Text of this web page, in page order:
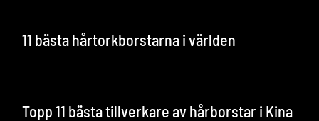
11 bästa hårtorkborstarna i världen
Topp 11 bästa tillverkare av hårborstar i Kina